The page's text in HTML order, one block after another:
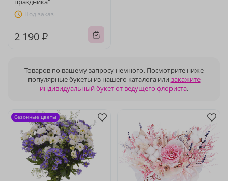
Под заказ
2 190 ₽
Товаров по вашему запросу немного. Посмотрите ниже
популярные букеты из нашего каталога или закажите
индивидуальный букет от ведущего флориста.
Сезонные цветы